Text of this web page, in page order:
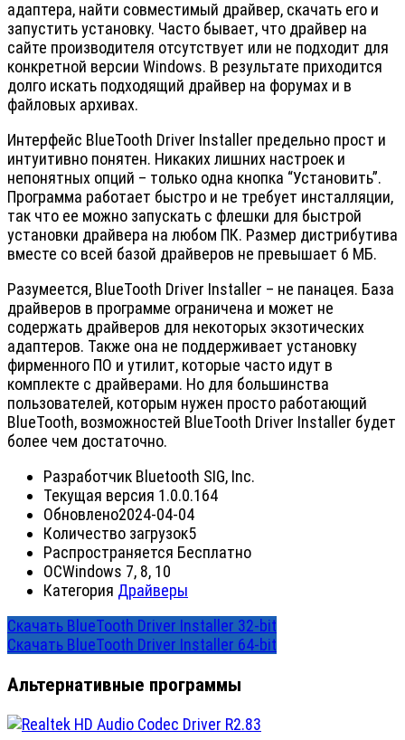
адаптера, найти совместимый драйвер, скачать его и
запустить установку. Часто бывает, что драйвер на
сайте производителя отсутствует или не подходит для
конкретной версии Windows. В результате приходится
долго искать подходящий драйвер на форумах и в
файловых архивах.
Интерфейс BlueTooth Driver Installer предельно прост и
интуитивно понятен. Никаких лишних настроек и
непонятных опций – только одна кнопка “Установить”.
Программа работает быстро и не требует инсталляции,
так что ее можно запускать с флешки для быстрой
установки драйвера на любом ПК. Размер дистрибутива
вместе со всей базой драйверов не превышает 6 МБ.
Разумеется, BlueTooth Driver Installer – не панацея. База
драйверов в программе ограничена и может не
содержать драйверов для некоторых экзотических
адаптеров. Также она не поддерживает установку
фирменного ПО и утилит, которые часто идут в
комплекте с драйверами. Но для большинства
пользователей, которым нужен просто работающий
BlueTooth, возможностей BlueTooth Driver Installer будет
более чем достаточно.
Разработчик Bluetooth SIG, Inc.
Текущая версия 1.0.0.164
Обновлено2024-04-04
Количество загрузок5
Распространяется Бесплатно
ОСWindows 7, 8, 10
Категория Драйверы
Скачать BlueTooth Driver Installer 32-bit
Скачать BlueTooth Driver Installer 64-bit
Альтернативные программы